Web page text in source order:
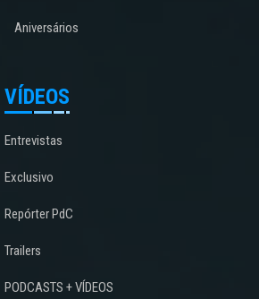
Aniversários
VÍDEOS
Entrevistas
Exclusivo
Repórter PdC
Trailers
PODCASTS + VÍDEOS